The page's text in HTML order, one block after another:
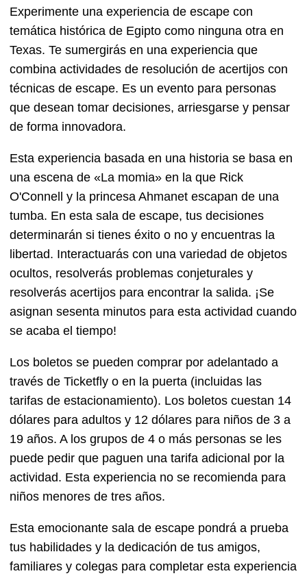
Experimente una experiencia de escape con
temática histórica de Egipto como ninguna otra en
Texas. Te sumergirás en una experiencia que
combina actividades de resolución de acertijos con
técnicas de escape. Es un evento para personas
que desean tomar decisiones, arriesgarse y pensar
de forma innovadora.
Esta experiencia basada en una historia se basa en
una escena de «La momia» en la que Rick
O'Connell y la princesa Ahmanet escapan de una
tumba. En esta sala de escape, tus decisiones
determinarán si tienes éxito o no y encuentras la
libertad. Interactuarás con una variedad de objetos
ocultos, resolverás problemas conjeturales y
resolverás acertijos para encontrar la salida. ¡Se
asignan sesenta minutos para esta actividad cuando
se acaba el tiempo!
Los boletos se pueden comprar por adelantado a
través de Ticketfly o en la puerta (incluidas las
tarifas de estacionamiento). Los boletos cuestan 14
dólares para adultos y 12 dólares para niños de 3 a
19 años. A los grupos de 4 o más personas se les
puede pedir que paguen una tarifa adicional por la
actividad. Esta experiencia no se recomienda para
niños menores de tres años.
Esta emocionante sala de escape pondrá a prueba
tus habilidades y la dedicación de tus amigos,
familiares y colegas para completar esta experiencia